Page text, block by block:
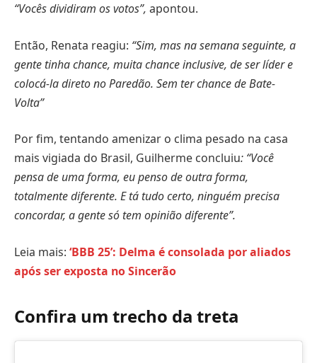
“Vocês dividiram os votos”, apontou.
Então, Renata reagiu: “Sim, mas na semana seguinte, a
gente tinha chance, muita chance inclusive, de ser líder e
colocá-la direto no Paredão. Sem ter chance de Bate-
Volta”
Por fim, tentando amenizar o clima pesado na casa
mais vigiada do Brasil, Guilherme concluiu: “Você
pensa de uma forma, eu penso de outra forma,
totalmente diferente. E tá tudo certo, ninguém precisa
concordar, a gente só tem opinião diferente”.
Leia mais: ‘BBB 25’: Delma é consolada por aliados
após ser exposta no Sincerão
Confira um trecho da treta